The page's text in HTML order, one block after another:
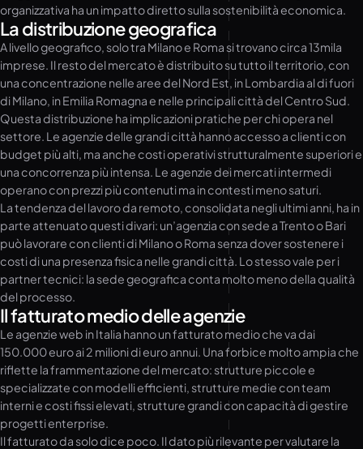
organizzativa ha un impatto diretto sulla sostenibilità economica.
La distribuzione geografica
A livello geografico, solo tra Milano e Roma si trovano circa 13mila
imprese. Il resto del mercato è distribuito su tutto il territorio, con
una concentrazione nelle aree del Nord Est, in Lombardia al di fuori
di Milano, in Emilia Romagna e nelle principali città del Centro Sud.
Questa distribuzione ha implicazioni pratiche per chi opera nel
settore. Le agenzie delle grandi città hanno accesso a clienti con
budget più alti, ma anche costi operativi strutturalmente superiori e
una concorrenza più intensa. Le agenzie dei mercati intermedi
operano con prezzi più contenuti ma in contesti meno saturi.
La tendenza del lavoro da remoto, consolidata negli ultimi anni, ha in
parte attenuato questi divari: un’agenzia con sede a Trento o Bari
può lavorare con clienti di Milano o Roma senza dover sostenere i
costi di una presenza fisica nelle grandi città. Lo stesso vale per i
partner tecnici: la sede geografica conta molto meno della qualità
del processo.
Il fatturato medio delle agenzie
Le agenzie web in Italia hanno un fatturato medio che va dai
150.000 euro ai 2 milioni di euro annui. Una forbice molto ampia che
riflette la frammentazione del mercato: strutture piccole e
specializzate con modelli efficienti, strutture medie con team
interni e costi fissi elevati, strutture grandi con capacità di gestire
progetti enterprise.
Il fatturato da solo dice poco. Il dato più rilevante per valutare la